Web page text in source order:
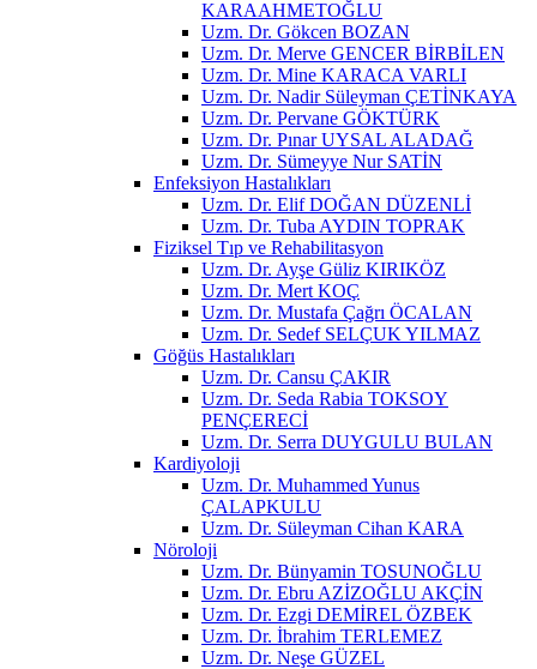
KARAAHMETOĞLU
Uzm. Dr. Gökcen BOZAN
Uzm. Dr. Merve GENCER BİRBİLEN
Uzm. Dr. Mine KARACA VARLI
Uzm. Dr. Nadir Süleyman ÇETİNKAYA
Uzm. Dr. Pervane GÖKTÜRK
Uzm. Dr. Pınar UYSAL ALADAĞ
Uzm. Dr. Sümeyye Nur SATİN
Enfeksiyon Hastalıkları
Uzm. Dr. Elif DOĞAN DÜZENLİ
Uzm. Dr. Tuba AYDIN TOPRAK
Fiziksel Tıp ve Rehabilitasyon
Uzm. Dr. Ayşe Güliz KIRIKÖZ
Uzm. Dr. Mert KOÇ
Uzm. Dr. Mustafa Çağrı ÖCALAN
Uzm. Dr. Sedef SELÇUK YILMAZ
Göğüs Hastalıkları
Uzm. Dr. Cansu ÇAKIR
Uzm. Dr. Seda Rabia TOKSOY
PENÇERECİ
Uzm. Dr. Serra DUYGULU BULAN
Kardiyoloji
Uzm. Dr. Muhammed Yunus
ÇALAPKULU
Uzm. Dr. Süleyman Cihan KARA
Nöroloji
Uzm. Dr. Bünyamin TOSUNOĞLU
Uzm. Dr. Ebru AZİZOĞLU AKÇİN
Uzm. Dr. Ezgi DEMİREL ÖZBEK
Uzm. Dr. İbrahim TERLEMEZ
Uzm. Dr. Neşe GÜZEL